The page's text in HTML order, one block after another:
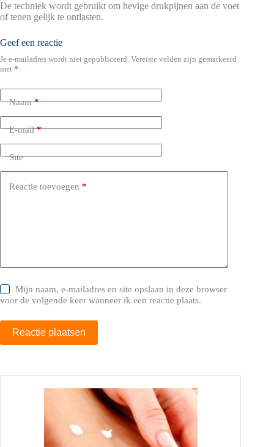
De techniek wordt gebruikt om hevige drukpijnen aan de voet
of tenen gelijk te ontlasten.
Geef een reactie
Je e-mailadres wordt niet gepubliceerd. Vereiste velden zijn gemarkeerd
met *
Naam*
E-mail*
Site
Reactie toevoegen *
Mijn naam, e-mailadres en site opslaan in deze browser
voor de volgende keer wanneer ik een reactie plaats.
Reactie plaatsen